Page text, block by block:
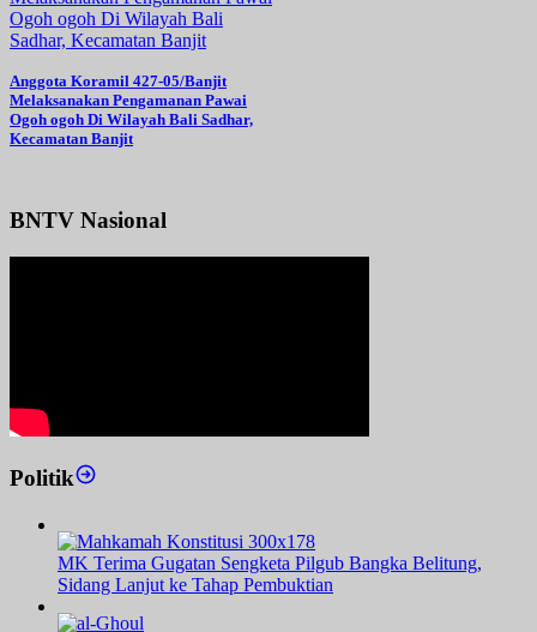
Anggota Koramil 427-05/Banjit
Melaksanakan Pengamanan Pawai
Ogoh ogoh Di Wilayah Bali Sadhar,
Kecamatan Banjit
BNTV Nasional
Politik
MK Terima Gugatan Sengketa Pilgub Bangka Belitung,
Sidang Lanjut ke Tahap Pembuktian